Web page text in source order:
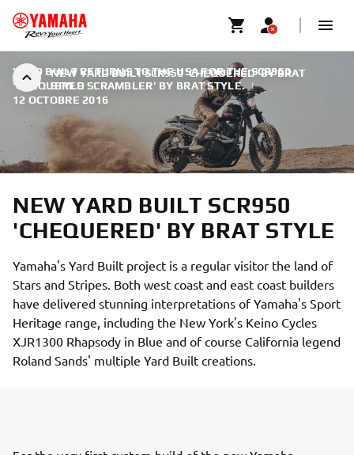
NEW YARD BUILT SCR950 'CHEQUERED' BY BRAT
STYLE
YARD BUILT RETURNS TO THE USA FOR THE SCR950
'CHEQUERED SCRAMBLER' BY BRAT STYLE. |
12 OCTOBRE 2016
NEW YARD BUILT SCR950
'CHEQUERED' BY BRAT STYLE
Yamaha's Yard Built project is a regular visitor the land of
Stars and Stripes. Both west coast and east coast builders
have delivered stunning interpretations of Yamaha's Sport
Heritage range, including the New York's Keino Cycles
XJR1300 Rhapsody in Blue and of course California legend
Roland Sands' multiple Yard Built creations.